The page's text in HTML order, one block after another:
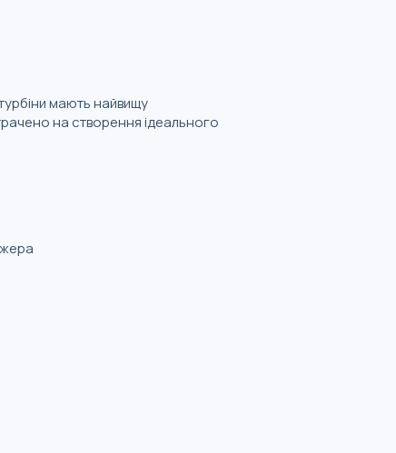
мають найвищу
на створення ідеального